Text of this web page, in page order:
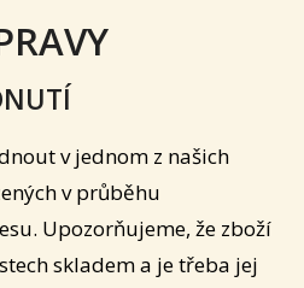
v jednom z našich
v průběhu
Upozorňujeme, že zboží
skladem a je třeba jej